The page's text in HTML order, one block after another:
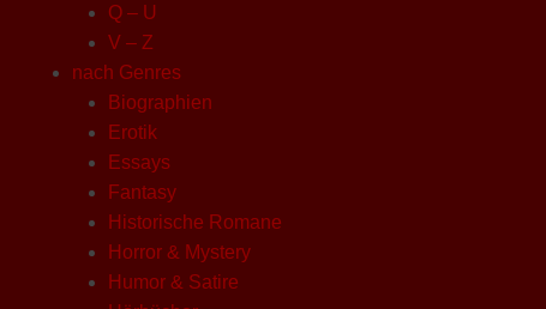
Q – U
V – Z
nach Genres
Biographien
Erotik
Essays
Fantasy
Historische Romane
Horror & Mystery
Humor & Satire